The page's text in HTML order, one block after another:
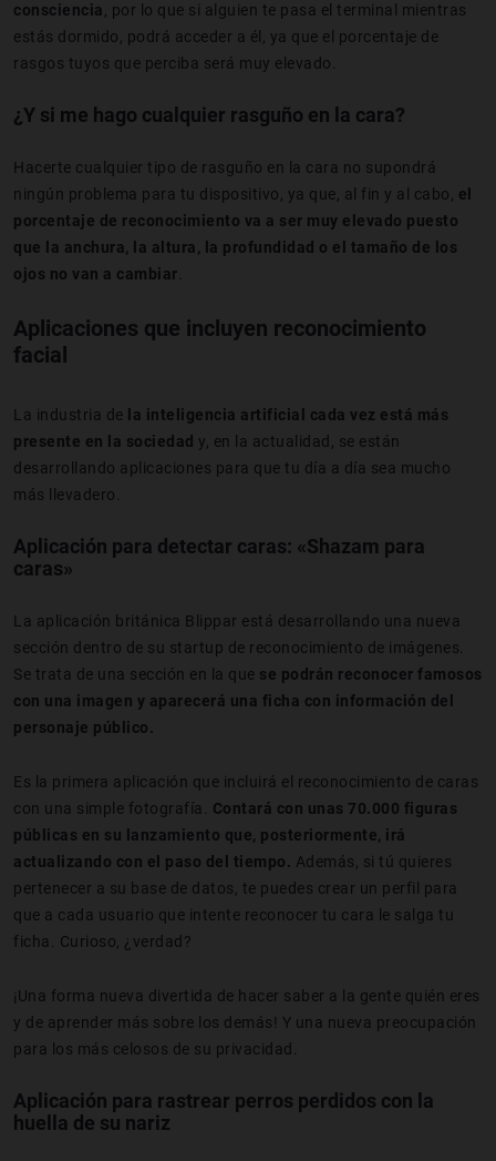
consciencia , por lo que si alguien te pasa el terminal mientras
estás dormido, podrá acceder a él, ya que el porcentaje de
rasgos tuyos que perciba será muy elevado.
¿Y si me hago cualquier rasguño en la cara?
Hacerte cualquier tipo de rasguño en la cara no supondrá
ningún problema para tu dispositivo, ya que, al fin y al cabo, el
porcentaje de reconocimiento va a ser muy elevado puesto
que la anchura, la altura, la profundidad o el tamaño de los
ojos no van a cambiar
Aplicaciones que incluyen reconocimiento
facial
La industria de
la inteligencia artificial cada vez está más
presente en la sociedad y, en la actualidad, se están
desarrollando aplicaciones para que tu día a día sea mucho
más llevadero.
Aplicación para detectar caras: «Shazam para
caras»
La aplicación británica Blippar está desarrollando una nueva
sección dentro de su startup de reconocimiento de imágenes.
Se trata de una sección en la que se podrán reconocer famosos
con una imagen y aparecerá una ficha con información del
personaje público.
Es la primera aplicación que incluirá el reconocimiento de caras
con una simple fotografía. Contará con unas 70.000 figuras
públicas en su lanzamiento que, posteriormente, irá
actualizando con el paso del tiempo. Además, si tú quieres
pertenecer a su base de datos, te puedes crear un perfil para
que a cada usuario que intente reconocer tu cara le salga tu
ficha. Curioso, ¿verdad?
¡Una forma nueva divertida de hacer saber a la gente quién eres
y de aprender más sobre los demás! Y una nueva preocupación
para los más celosos de su privacidad.
Aplicación para rastrear perros perdidos con la
huella de su nariz